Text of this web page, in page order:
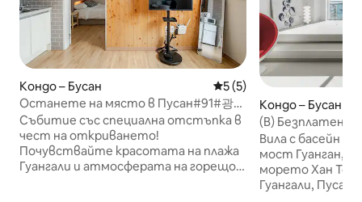
Кондо – Бусан Средна оценка: 5 от 5,
5 (5)
Останете на място в Пусан#91#광안
리해변1분#밀락더마켓5분#톤쇼우1분#무
료짐보관
Събитие със специална отстъпка в
чест на откриването!
Почувствайте красотата на плажа
Гуангали и атмосферата на горещо
Кондо – Бусан
(B) Безплатен
изглед към
#Специална
пазар Милрак
#Точно пред
Вила с басейн с
мост Гуанган,
морето Хан Това е частен престой в
Гуангали, Пусан. През предния